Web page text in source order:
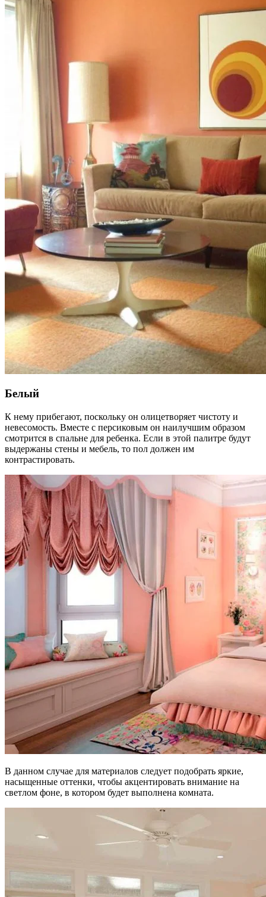
Белый
К нему прибегают, поскольку он олицетворяет чистоту и
невесомость. Вместе с персиковым он наилучшим образом
смотрится в спальне для ребенка. Если в этой палитре будут
выдержаны стены и мебель, то пол должен им
контрастировать.
В данном случае для материалов следует подобрать яркие,
насыщенные оттенки, чтобы акцентировать внимание на
светлом фоне, в котором будет выполнена комната.